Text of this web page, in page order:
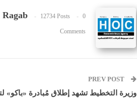
Ragab 12734 Posts 0
Comments
وزيرة التخطيط تشهد إطلاق مُبادرة «باكو»